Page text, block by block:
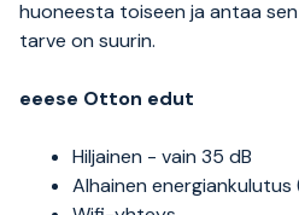
huoneesta toiseen ja antaa
tarve on suurin.
eeese Otton edut
Hiljainen - vain 35 dB
Alhainen